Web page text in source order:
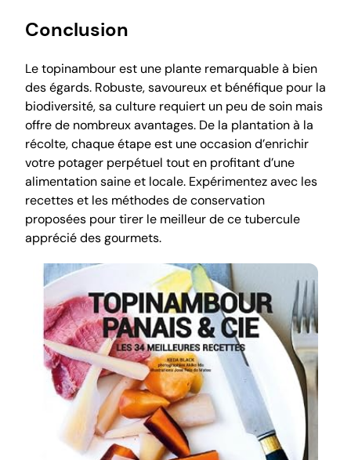
Conclusion
Le topinambour est une plante remarquable à bien
des égards. Robuste, savoureux et bénéfique pour la
biodiversité, sa culture requiert un peu de soin mais
offre de nombreux avantages. De la plantation à la
récolte, chaque étape est une occasion d’enrichir
votre potager perpétuel tout en profitant d’une
alimentation saine et locale. Expérimentez avec les
recettes et les méthodes de conservation
proposées pour tirer le meilleur de ce tubercule
apprécié des gourmets.